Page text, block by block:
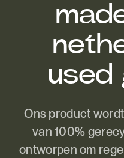
used
Ons product
van 100%
ontworpen om